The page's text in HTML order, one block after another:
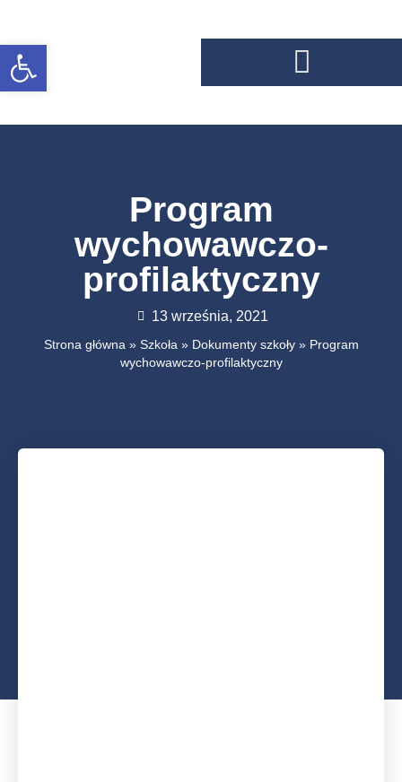
Program
wychowawczo-
profilaktyczny
13 września, 2021
Strona główna» Szkoła» Dokumenty szkoły» Program
wychowawczo-profilaktyczny
Otwórz pasek narzędzi